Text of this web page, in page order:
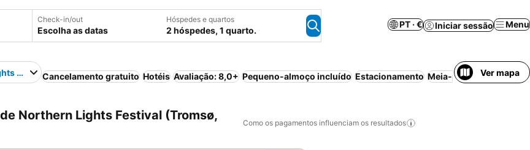
Check-in/out
Escolha as datas
Hóspedes e quartos
2 hóspedes, 1 quarto.
PT · € Iniciar sessão Menu
FestivalCancelamento gratuito Hotéis Avaliação: 8,0+ Pequeno-almoço incluído Estacionamento Meia-pensãoVer mapa
Northern Lights Festival (Tromsø,
Como os pagamentos influenciam os resultados